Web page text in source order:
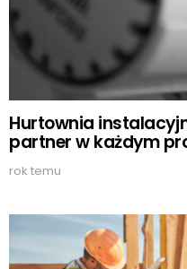
Hurtownia
partner w każdym
rok temu